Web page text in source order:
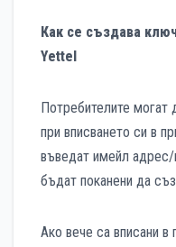
Как се създава
Yettel
Потребителите
при вписването си в
въведат имейл
бъдат поканени да
Ако вече са вписани